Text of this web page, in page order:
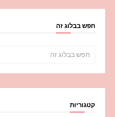
חפש בבלוג זה
קטגוריות